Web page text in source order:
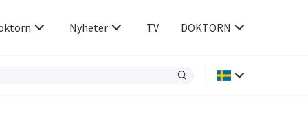
Nyheter TV DOKTORN